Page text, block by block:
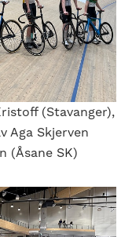
(Stavanger),
Aga Skjerven
(Åsane SK)